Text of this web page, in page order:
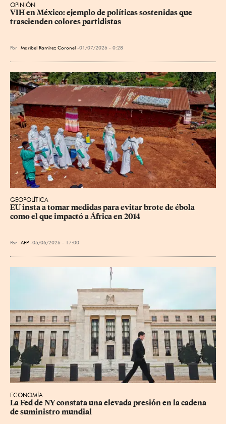
OPINIÓN
VIH en México: ejemplo de políticas sostenidas que
trascienden colores partidistas
Por Maribel Ramírez Coronel 01/07/2026 - 0:28
GEOPOLÍTICA
EU insta a tomar medidas para evitar brote de ébola
como el que impactó a África en 2014
Por AFP 05/06/2026 - 17:00
ECONOMÍA
La Fed de NY constata una elevada presión en la cadena
de suministro mundial